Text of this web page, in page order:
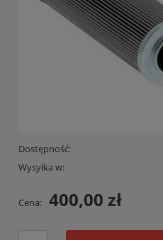
Dostępność:
Wysyłka w:
Cena: 400,00 zł